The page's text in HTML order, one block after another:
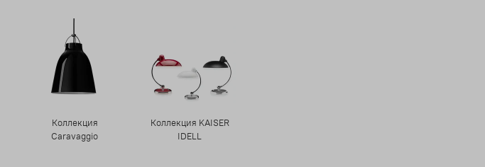
Коллекция
Caravaggio
Коллекция KAISER
IDELL